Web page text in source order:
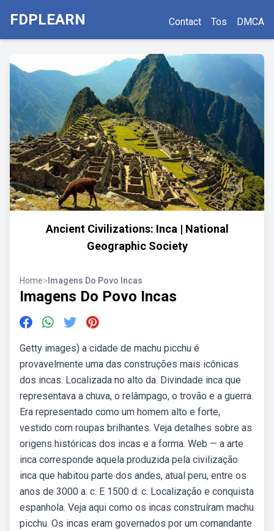
FDPLEARN Contact Tos DMCA
Ancient Civilizations: Inca | National
Geographic Society
Home> Imagens Do Povo Incas
Imagens Do Povo Incas
Getty images) a cidade de machu picchu é
provavelmente uma das construções mais icônicas
dos incas. Localizada no alto da. Divindade inca que
representava a chuva, o relâmpago, o trovão e a guerra.
Era representado como um homem alto e forte,
vestido com roupas brilhantes. Veja detalhes sobre as
origens históricas dos incas e a forma. Web — a arte
inca corresponde aquela produzida pela civilização
inca que habitou parte dos andes, atual peru, entre os
anos de 3000 a. c. E 1500 d. c. Localização e conquista
espanhola. Veja aqui como os incas construíram machu
picchu. Os incas eram governados por um comandante